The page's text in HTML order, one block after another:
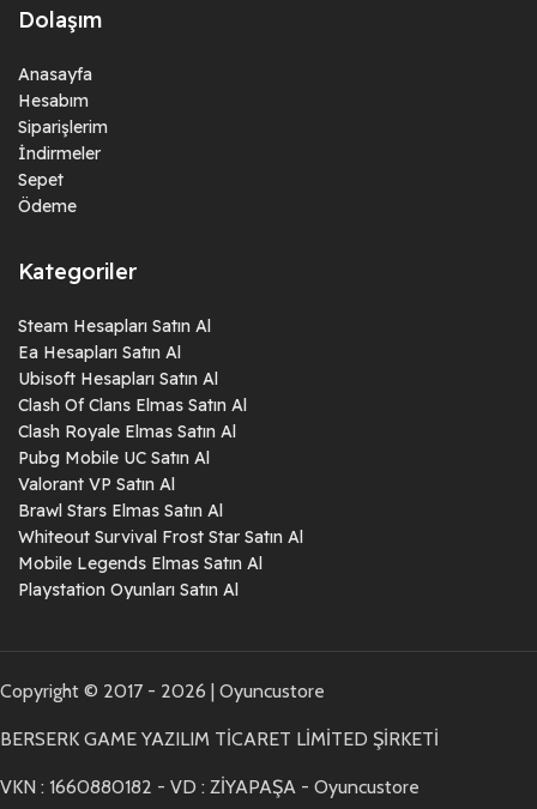
Dolaşım
Anasayfa
Hesabım
Siparişlerim
İndirmeler
Sepet
Ödeme
Kategoriler
Steam Hesapları Satın Al
Ea Hesapları Satın Al
Ubisoft Hesapları Satın Al
Clash Of Clans Elmas Satın Al
Clash Royale Elmas Satın Al
Pubg Mobile UC Satın Al
Valorant VP Satın Al
Brawl Stars Elmas Satın Al
Whiteout Survival Frost Star Satın Al
Mobile Legends Elmas Satın Al
Playstation Oyunları Satın Al
Copyright © 2017 - 2026 | Oyuncustore
BERSERK GAME YAZILIM TİCARET LİMİTED ŞİRKETİ
VKN : 1660880182 - VD : ZİYAPAŞA - Oyuncustore